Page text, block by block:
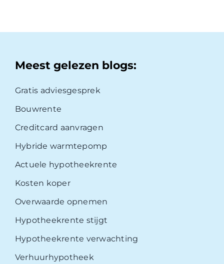
Meest gelezen blogs:
Gratis adviesgesprek
Bouwrente
Creditcard aanvragen
Hybride warmtepomp
Actuele hypotheekrente
Kosten koper
Overwaarde opnemen
Hypotheekrente stijgt
Hypotheekrente verwachting
Verhuurhypotheek